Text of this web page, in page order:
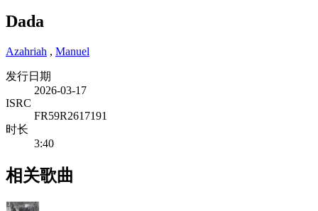
Dada
Azahriah , Manuel
发行日期
2026-03-17
ISRC
FR59R2617191
时长
3:40
相关歌曲